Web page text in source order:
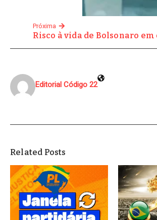
Próxima
Risco à vida de Bolsonaro em
Editorial Código 22
Related Posts